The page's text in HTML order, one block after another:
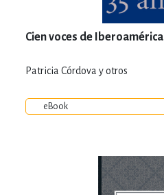
Cien voces de Iberoamérica
Patricia Córdova y otros
eBook